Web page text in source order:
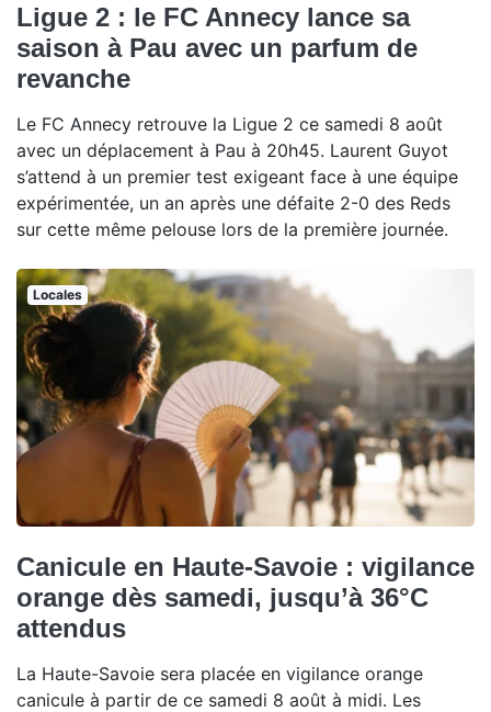
Ligue 2 : le FC Annecy lance sa
saison à Pau avec un parfum de
revanche
Le FC Annecy retrouve la Ligue 2 ce samedi 8 août
avec un déplacement à Pau à 20h45. Laurent Guyot
s’attend à un premier test exigeant face à une équipe
expérimentée, un an après une défaite 2-0 des Reds
sur cette même pelouse lors de la première journée.
Locales
Canicule en Haute-Savoie : vigilance
orange dès samedi, jusqu’à 36°C
attendus
La Haute-Savoie sera placée en vigilance orange
canicule à partir de ce samedi 8 août à midi. Les